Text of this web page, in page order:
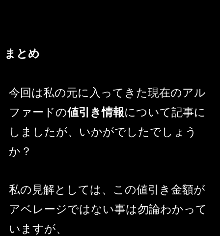
まとめ
今回は私の元に入ってきた現在のアル
ファードの値引き情報について記事に
しましたが、いかがでしたでしょう
か？
私の見解としては、この値引き金額が
アベレージではない事は勿論わかって
いますが、